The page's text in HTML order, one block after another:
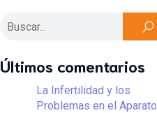
Últimos comentarios
La Infertilidad y los
Problemas en el Aparato